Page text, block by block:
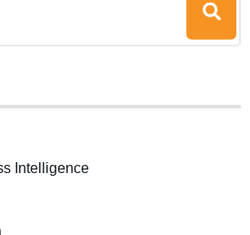
Intelligence